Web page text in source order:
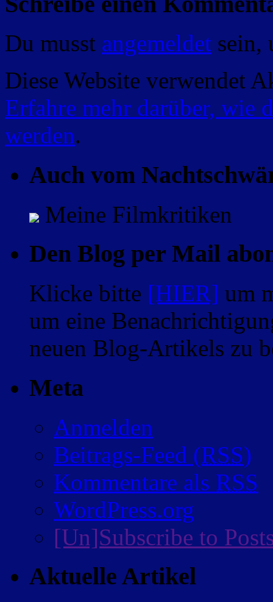
Du musst angemeldet sein,
Diese Website verwendet
Erfahre mehr darüber, wie
werden.
Auch vom
Meine Filmkritiken
Den Blog per Mail
Klicke bitte [HIER] um
um eine
neuen Blog-Artikels zu
Meta
Anmelden
Beitrags-Feed (RSS)
Kommentare als RSS
WordPress.org
[Un]Subscribe to
Aktuelle Artikel